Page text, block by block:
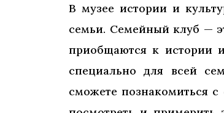
В музее истории и
семьи. Семейный клуб —
приобщаются к истории и
специально для всей
сможете познакомиться